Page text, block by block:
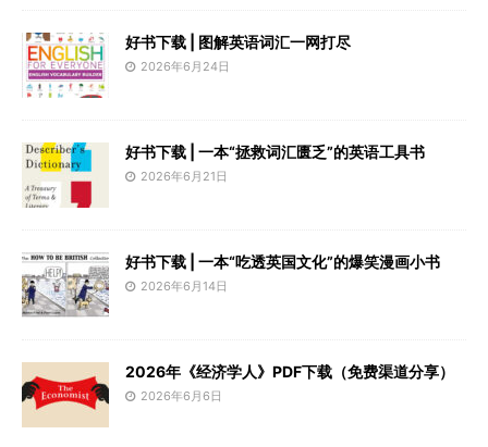
好书下载 | 图解英语词汇一网打尽
2026年6月24日
好书下载 | 一本“拯救词汇匮乏”的英语工具书
2026年6月21日
好书下载 | 一本“吃透英国文化”的爆笑漫画小书
2026年6月14日
2026年《经济学人》PDF下载（免费渠道分享）
2026年6月6日